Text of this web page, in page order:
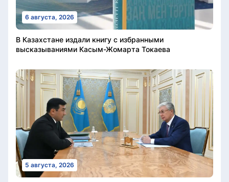
6 августа, 2026
В Казахстане издали книгу с избранными
высказываниями Касым-Жомарта Токаева
5 августа, 2026